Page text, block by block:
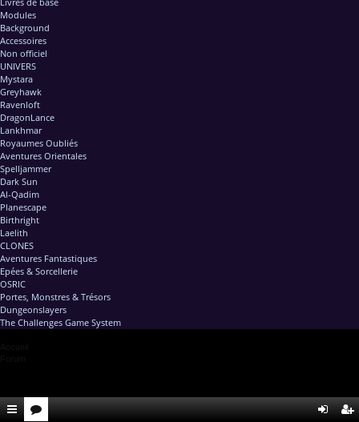
Modules
Background
Accessoires
Non officiel
UNIVERS
Mystara
Greyhawk
Ravenloft
DragonLance
Lankhmar
Royaumes Oubliés
Aventures Orientales
Spelljammer
Dark Sun
Al-Qadim
Planescape
Birthright
Laelith
CLONES
Aventures Fantastiques
Epées & Sorcellerie
OSRIC
Portes, Monstres & Trésors
Dungeonslayers
The Challenges Game System